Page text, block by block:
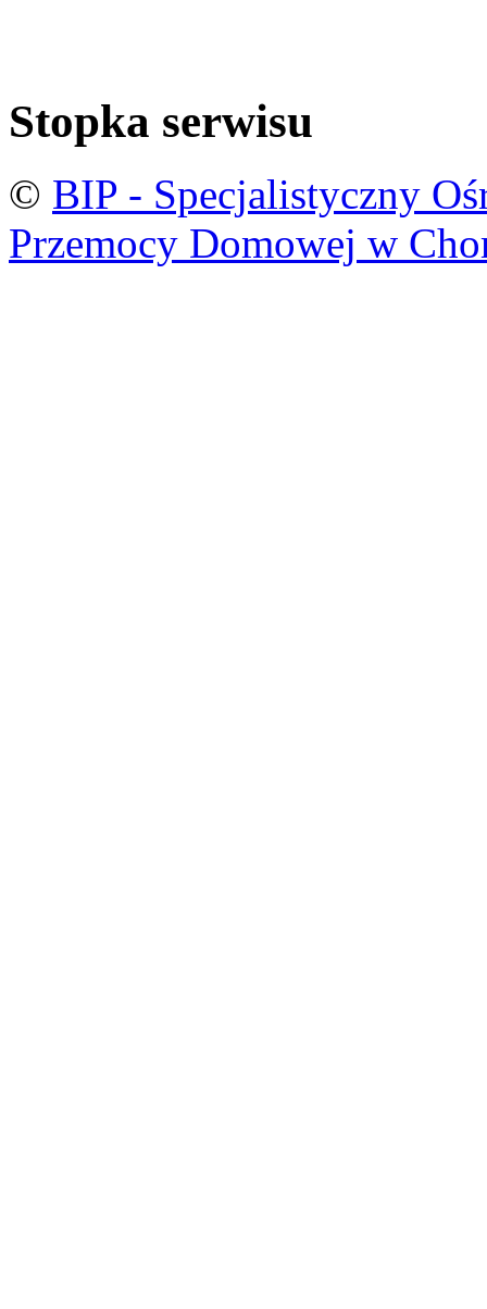
Stopka serwisu
© BIP - Specjalistyczny
Przemocy Domowej w